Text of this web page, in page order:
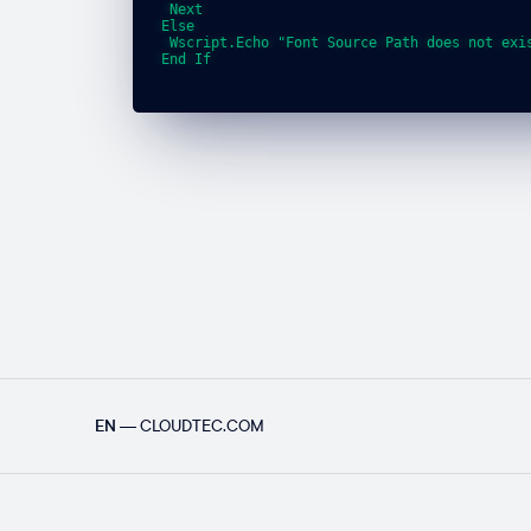
Next
Else
Wscript.Echo "Font Source Path does not
End If
EN —CLOUDTEC.COM